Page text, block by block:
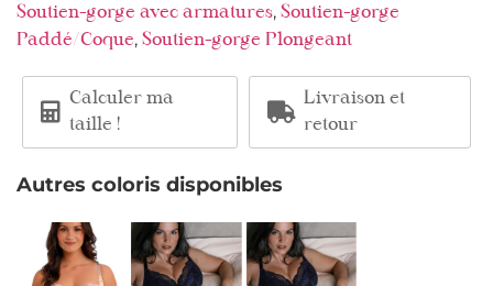
Soutien-gorge avec armatures, Soutien-gorge
Paddé/Coque, Soutien-gorge Plongeant
Calculer ma
taille !
Livraison et
retour
Autres coloris disponibles